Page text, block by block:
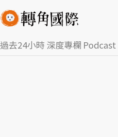
過去24小時深度專欄 Podcast